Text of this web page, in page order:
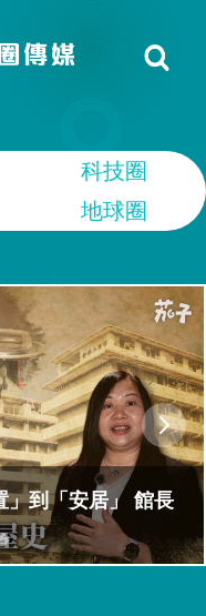
科技圈
地球圈
家作品展會展揭幕
觀賞